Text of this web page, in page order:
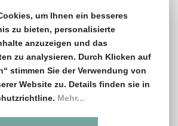
um Ihnen ein besseres
zu bieten, personalisierte
anzuzeigen und das
zu analysieren. Durch Klicken auf
stimmen Sie der Verwendung von
Website zu. Details finden sie in
Mehr...
Versand & Rückversand
ab €150,- Bestellwert
14 Tage Rückgaberecht